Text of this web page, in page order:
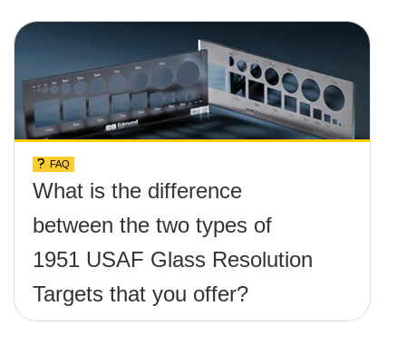
FAQ
What is the difference
between the two types of
1951 USAF Glass Resolution
Targets that you offer?